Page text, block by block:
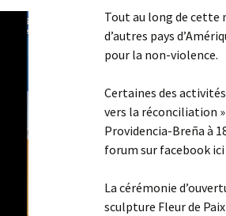
Tout au long de cette
d’autres pays
pour la non-violence.
Certaines des
vers la réconciliation »
Providencia-Breña à
forum sur facebook ici
La cérémonie
sculpture Fleur de